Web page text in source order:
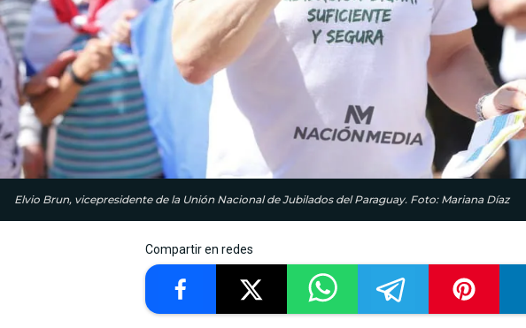
Elvio Brun, vicepresidente de la Unión Nacional de Jubilados del Paraguay. Foto: Mariana Díaz
Compartir en redes